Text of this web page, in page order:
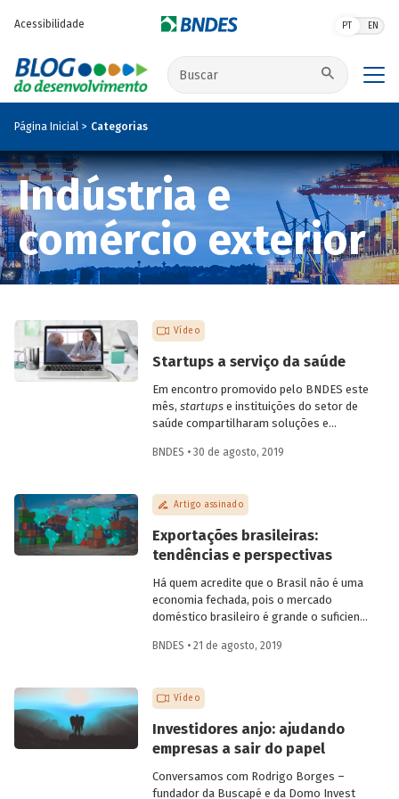
Acessibilidade PT EN
Buscar no site
Página Inicial Categorias
Indústria e
comércio exterior
Vídeo
Startups a serviço da saúde
Em encontro promovido pelo BNDES este
mês, startupse instituições do setor de
saúde compartilharam soluções e
presença de mais de dez startups e de 15
e privado, incluindo hospitais, planos de
saúde, empresas farmacêuticas e
as questões discutidas e vídeo com
alguns depoimentos do evento.
BNDES • 30 de agosto, 2019
Artigo assinado
Exportações brasileiras:
tendências e perspectivas
Há quem acredite que o Brasil não é uma
economia fechada, pois o mercado
doméstico brasileiro é grande o suficiente
importações no produto interno bruto
pessoas argumentam que o Brasil tem a
mesma participação que os Estados
Unidos da América (EUA) no mercado
externo, logo sua economia não pode ser
considerada fechada. No entanto, há uma
relação entre coeficiente de abertura e
renda per capita
na literatura de comércio
BNDES • 21 de agosto, 2019
Vídeo
Investidores anjo: ajudando
empresas a sair do papel
Conversamos com Rodrigo Borges –
fundador da Buscapé e da Domo Invest